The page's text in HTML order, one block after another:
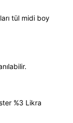
tül midi boy
%3 Likra